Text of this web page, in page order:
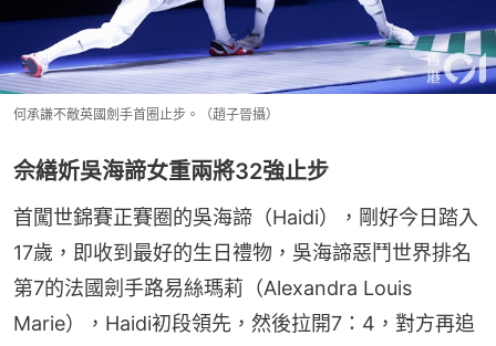
何承謙不敵英國劍手首圈止步。（趙子晉攝）
佘繕妡吳海諦女重兩將32強止步
首闖世錦賽正賽圈的吳海諦（Haidi），剛好今日踏入
17歲，即收到最好的生日禮物，吳海諦惡鬥世界排名
第7的法國劍手路易絲瑪莉（Alexandra Louis
Marie），Haidi初段領先，然後拉開7：4，對方再追